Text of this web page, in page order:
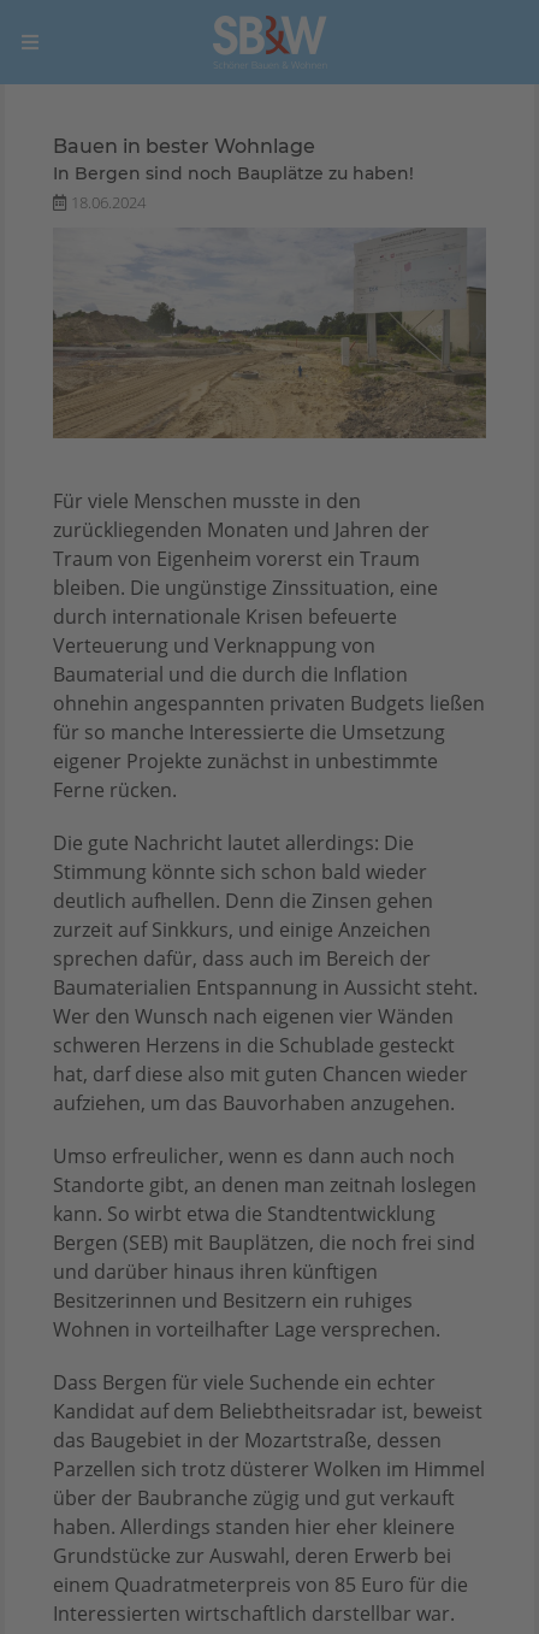
Bauen in bester Wohnlage
In Bergen sind noch Bauplätze zu haben!
18.06.2024
Für viele Menschen musste in den
zurückliegenden Monaten und Jahren der
Traum von Eigenheim vorerst ein Traum
bleiben. Die ungünstige Zinssituation, eine
durch internationale Krisen befeuerte
Verteuerung und Verknappung von
Baumaterial und die durch die Inflation
ohnehin angespannten privaten Budgets ließen
für so manche Interessierte die Umsetzung
eigener Projekte zunächst in unbestimmte
Ferne rücken.
Die gute Nachricht lautet allerdings: Die
Stimmung könnte sich schon bald wieder
deutlich aufhellen. Denn die Zinsen gehen
zurzeit auf Sinkkurs, und einige Anzeichen
sprechen dafür, dass auch im Bereich der
Baumaterialien Entspannung in Aussicht steht.
Wer den Wunsch nach eigenen vier Wänden
schweren Herzens in die Schublade gesteckt
hat, darf diese also mit guten Chancen wieder
aufziehen, um das Bauvorhaben anzugehen.
Umso erfreulicher, wenn es dann auch noch
Standorte gibt, an denen man zeitnah loslegen
kann. So wirbt etwa die Standtentwicklung
Bergen (SEB) mit Bauplätzen, die noch frei sind
und darüber hinaus ihren künftigen
Besitzerinnen und Besitzern ein ruhiges
Wohnen in vorteilhafter Lage versprechen.
Dass Bergen für viele Suchende ein echter
Kandidat auf dem Beliebtheitsradar ist, beweist
das Baugebiet in der Mozartstraße, dessen
Parzellen sich trotz düsterer Wolken im Himmel
über der Baubranche zügig und gut verkauft
haben. Allerdings standen hier eher kleinere
Grundstücke zur Auswahl, deren Erwerb bei
einem Quadratmeterpreis von 85 Euro für die
Interessierten wirtschaftlich darstellbar war.